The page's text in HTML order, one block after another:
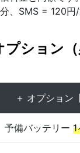
、SMS = 120円
プション
＋ オプション
予備バッテリー 1